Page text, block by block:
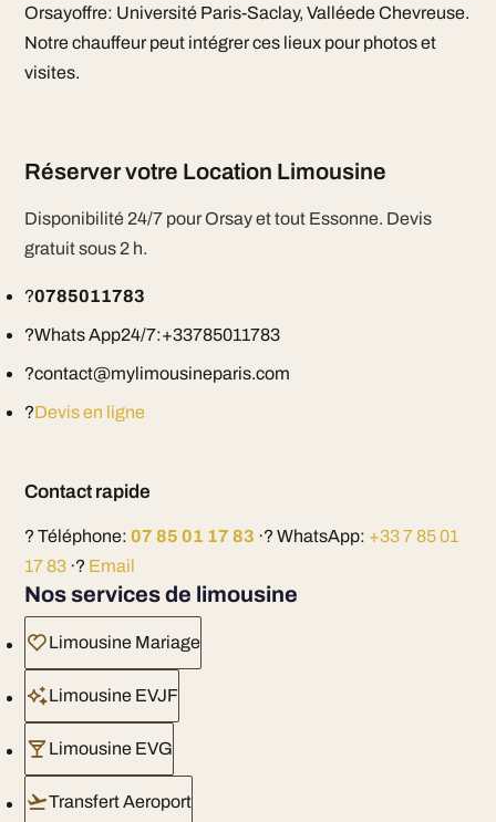
Orsayoffre: Université Paris-Saclay, Valléede Chevreuse.
Notre chauffeur peut intégrer ces lieux pour photos et
visites.
Réserver votre Location Limousine
Disponibilité 24/7 pour Orsay et tout Essonne. Devis
gratuit sous 2 h.
?0785011783
?Whats App24/7:+33785011783
?contact@mylimousineparis.com
?Devis en ligne
Contact rapide
? Téléphone: 07 85 01 17 83 ·? WhatsApp: +33 7 85 01
17 83·? Email
Nos services de limousine
Limousine Mariage
Limousine EVJF
Limousine EVG
Transfert Aeroport